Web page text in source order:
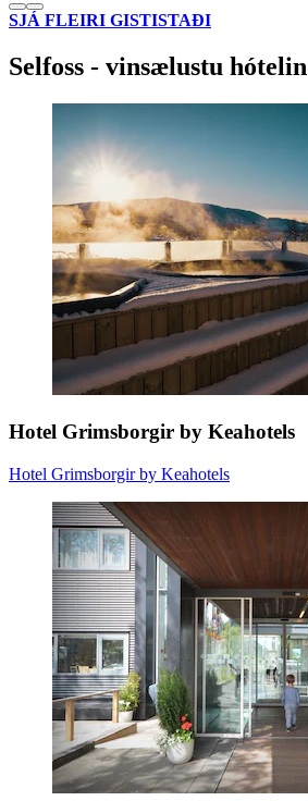
SJÁ FLEIRI GISTISTAÐI
Selfoss - vinsælustu hótelin
Hotel Grimsborgir by Keahotels
Hotel Grimsborgir by Keahotels